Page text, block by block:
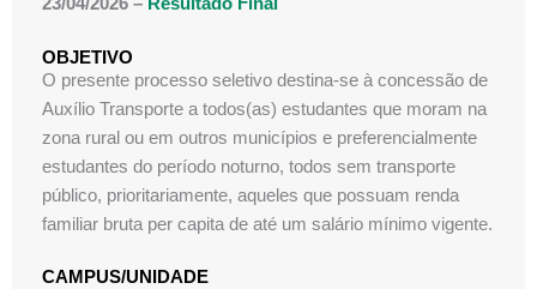
23/04/2026 – Resultado Final
OBJETIVO
O presente processo seletivo destina-se à concessão de
Auxílio Transporte a todos(as) estudantes que moram na
zona rural ou em outros municípios e preferencialmente
estudantes do período noturno, todos sem transporte
público, prioritariamente, aqueles que possuam renda
familiar bruta per capita de até um salário mínimo vigente.
CAMPUS/UNIDADE